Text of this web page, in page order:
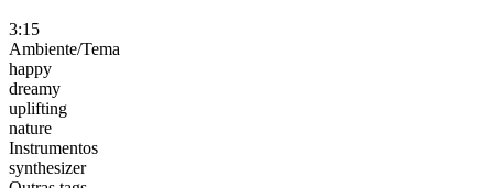
3:15
Ambiente/Tema
happy
dreamy
uplifting
nature
Instrumentos
synthesizer